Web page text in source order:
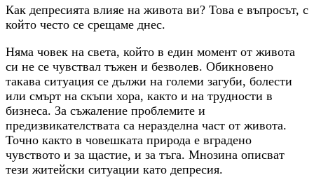
Как депресията влияе на живота ви? Това е въпросът, с
който често се срещаме днес.
Няма човек на света, който в един момент от живота
си не се чувствал тъжен и безволев. Обикновено
такава ситуация се дължи на големи загуби, болести
или смърт на скъпи хора, както и на трудности в
бизнеса. За съжаление проблемите и
предизвикателствата са неразделна част от живота.
Точно както в човешката природа е вградено
чувството и за щастие, и за тъга. Мнозина описват
тези житейски ситуации като депресия.